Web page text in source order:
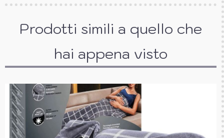
Prodotti simili a quello che
hai appena visto